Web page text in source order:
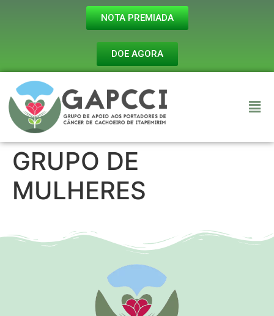
NOTA PREMIADA
DOE AGORA
GRUPO DE
MULHERES